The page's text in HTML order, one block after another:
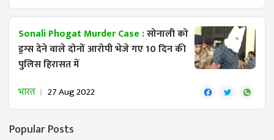
Sonali Phogat Murder Case :सोनाली को
ड्रग्स देने वाले दोनों आरोपी भेजे गए 10 दिन की
पुलिस हिरासत में
भारत 27 Aug 2022
Popular Posts